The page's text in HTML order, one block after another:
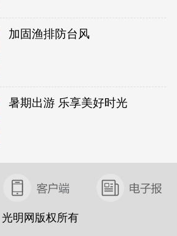
加固渔排防台风
暑期出游 乐享美好时光
光明网版权所有